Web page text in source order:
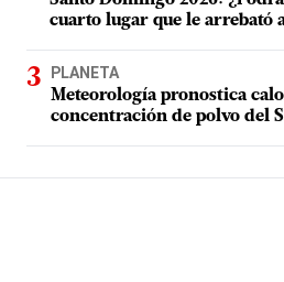
cuarto lugar que le arrebató
PLANETA
Meteorología pronostica
concentración de polvo del